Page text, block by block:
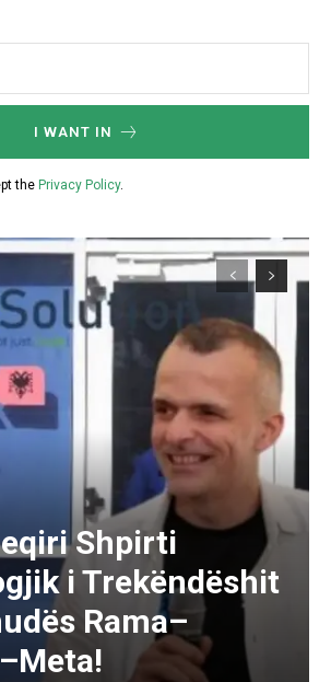
I WANT IN
the Privacy Policy.
Shpirti
i Trekëndëshit
Rama–